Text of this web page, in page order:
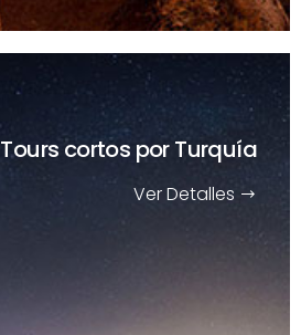
Tours cortos por Turquía
Ver Detalles